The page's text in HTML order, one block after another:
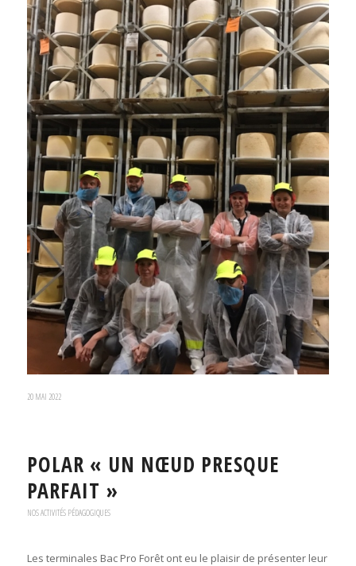
20 MAI 2022
POLAR « UN NŒUD PRESQUE
PARFAIT »
NOS ACTIVITÉS PÉDAGOGIQUES
Les terminales Bac Pro Forêt ont eu le plaisir de présenter leur